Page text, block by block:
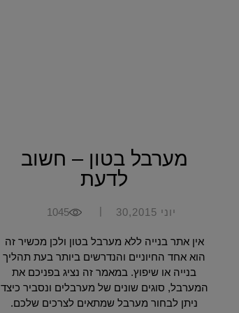
מערבל בטון – חשוב
לדעת
יוני 30,2015 |
1045
אין אתר בנייה ללא מערבל בטון ולכן מכשיר זה
הוא אחד החיוניים והנדרשים ביותר בעת תהליך
בנייה או שיפוץ. במאמר זה נציג בפניכם את
המערבל, סוגים שונים של מערבלים ונסביר כיצד
ניתן לבחור מערבל שמתאים לצרכים שלכם.